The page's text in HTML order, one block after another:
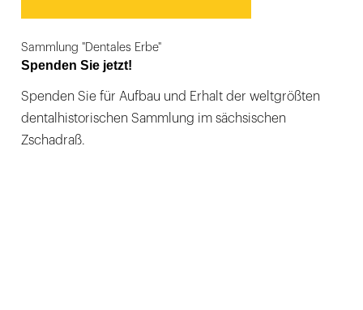
Sammlung "Dentales Erbe"
Spenden Sie jetzt!
Spenden Sie für Aufbau und Erhalt der weltgrößten
dentalhistorischen Sammlung im sächsischen
Zschadraß.